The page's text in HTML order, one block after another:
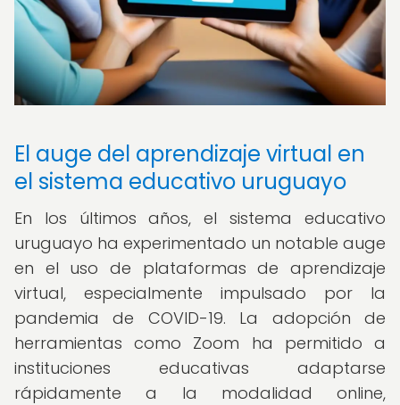
El auge del aprendizaje virtual en
el sistema educativo uruguayo
En los últimos años, el sistema educativo
uruguayo ha experimentado un notable auge
en el uso de plataformas de aprendizaje
virtual, especialmente impulsado por la
pandemia de COVID-19. La adopción de
herramientas como Zoom ha permitido a
instituciones educativas adaptarse
rápidamente a la modalidad online,